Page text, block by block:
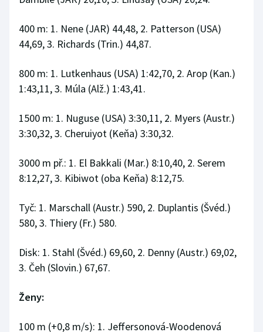
400 m: 1. Nene (JAR) 44,48, 2. Patterson (USA)
44,69, 3. Richards (Trin.) 44,87.
800 m: 1. Lutkenhaus (USA) 1:42,70, 2. Arop (Kan.)
1:43,11, 3. Múla (Alž.) 1:43,41.
1500 m: 1. Nuguse (USA) 3:30,11, 2. Myers (Austr.)
3:30,32, 3. Cheruiyot (Keňa) 3:30,32.
3000 m př.: 1. El Bakkali (Mar.) 8:10,40, 2. Serem
8:12,27, 3. Kibiwot (oba Keňa) 8:12,75.
Tyč: 1. Marschall (Austr.) 590, 2. Duplantis (Švéd.)
580, 3. Thiery (Fr.) 580.
Disk: 1. Stahl (Švéd.) 69,60, 2. Denny (Austr.) 69,02,
3. Čeh (Slovin.) 67,67.
Ženy:
100 m (+0,8 m/s): 1. Jeffersonová-Woodenová